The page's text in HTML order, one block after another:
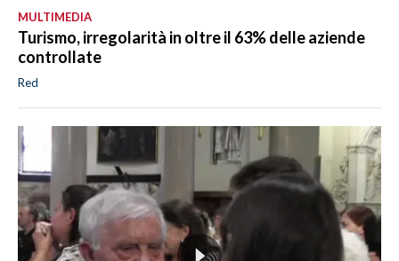
MULTIMEDIA
Turismo, irregolarità in oltre il 63% delle aziende
controllate
Red